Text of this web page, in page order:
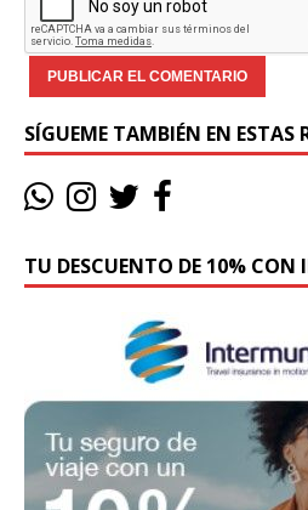
SÍGUEME TAMBIÉN EN ESTAS
TU DESCUENTO DE 10% CON